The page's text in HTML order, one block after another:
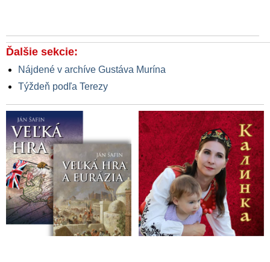
Ďalšie sekcie:
Nájdené v archíve Gustáva Murína
Týždeň podľa Terezy